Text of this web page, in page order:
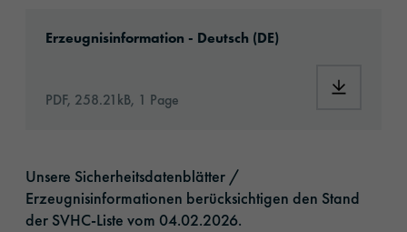
Erzeugnisinformation - Deutsch (DE)
PDF, 258.21kB, 1 Page
Unsere Sicherheitsdatenblätter /
Erzeugnisinformationen berücksichtigen den Stand
der SVHC-Liste vom 04.02.2026.​